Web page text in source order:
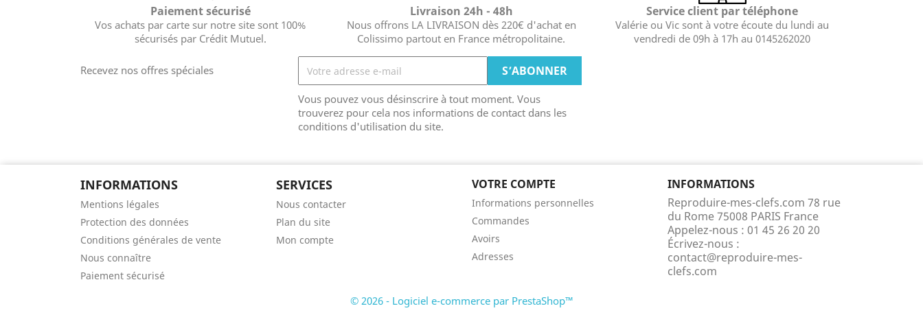
Paiement sécurisé
Vos achats par carte sur notre site sont 100%
sécurisés par Crédit Mutuel.
Livraison 24h - 48h
Nous offrons LA LIVRAISON dès 220€ d'achat en
Colissimo partout en France métropolitaine.
Service client par téléphone
Valérie ou Vic sont à votre écoute du lundi au
vendredi de 09h à 17h au 0145262020
Recevez nos offres spéciales
Vous pouvez vous désinscrire à tout moment. Vous
trouverez pour cela nos informations de contact dans les
conditions d'utilisation du site.
INFORMATIONS
Mentions légales
Protection des données
Conditions générales de vente
Nous connaître
Paiement sécurisé
SERVICES
Nous contacter
Plan du site
Mon compte
VOTRE COMPTE
Informations personnelles
Commandes
Avoirs
Adresses
INFORMATIONS
Reproduire-mes-clefs.com 78 rue
du Rome 75008 PARIS France
Appelez-nous : 01 45 26 20 20
Écrivez-nous :
contact@reproduire-mes-
clefs.com
© 2026 - Logiciel e-commerce par PrestaShop™